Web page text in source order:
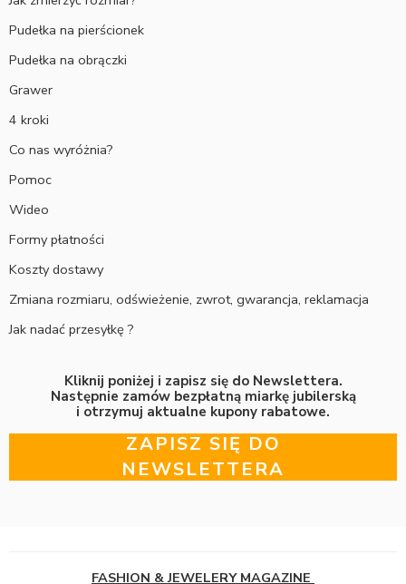
Pudełka na pierścionek
Pudełka na obrączki
Grawer
4 kroki
Co nas wyróżnia?
Pomoc
Wideo
Formy płatności
Koszty dostawy
Zmiana rozmiaru, odświeżenie, zwrot, gwarancja, reklamacja
Jak nadać przesyłkę ?
Kliknij poniżej i zapisz się do Newslettera.
Następnie zamów bezpłatną miarkę jubilerską
i otrzymuj aktualne kupony rabatowe.
ZAPISZ SIĘ DO
NEWSLETTERA
FASHION & JEWELERY MAGAZINE